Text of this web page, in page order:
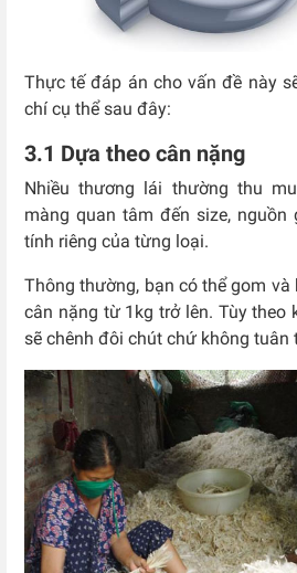
Thực tế đáp án cho vấn đề này
chí cụ thể sau đây:
3.1 Dựa theo cân nặng
Nhiều thương lái thường thu
màng quan tâm đến size, nguồn
tính riêng của từng loại.
Thông thường, bạn có thể gom
cân nặng từ 1kg trở lên. Tùy theo
sẽ chênh đôi chút chứ không tuân